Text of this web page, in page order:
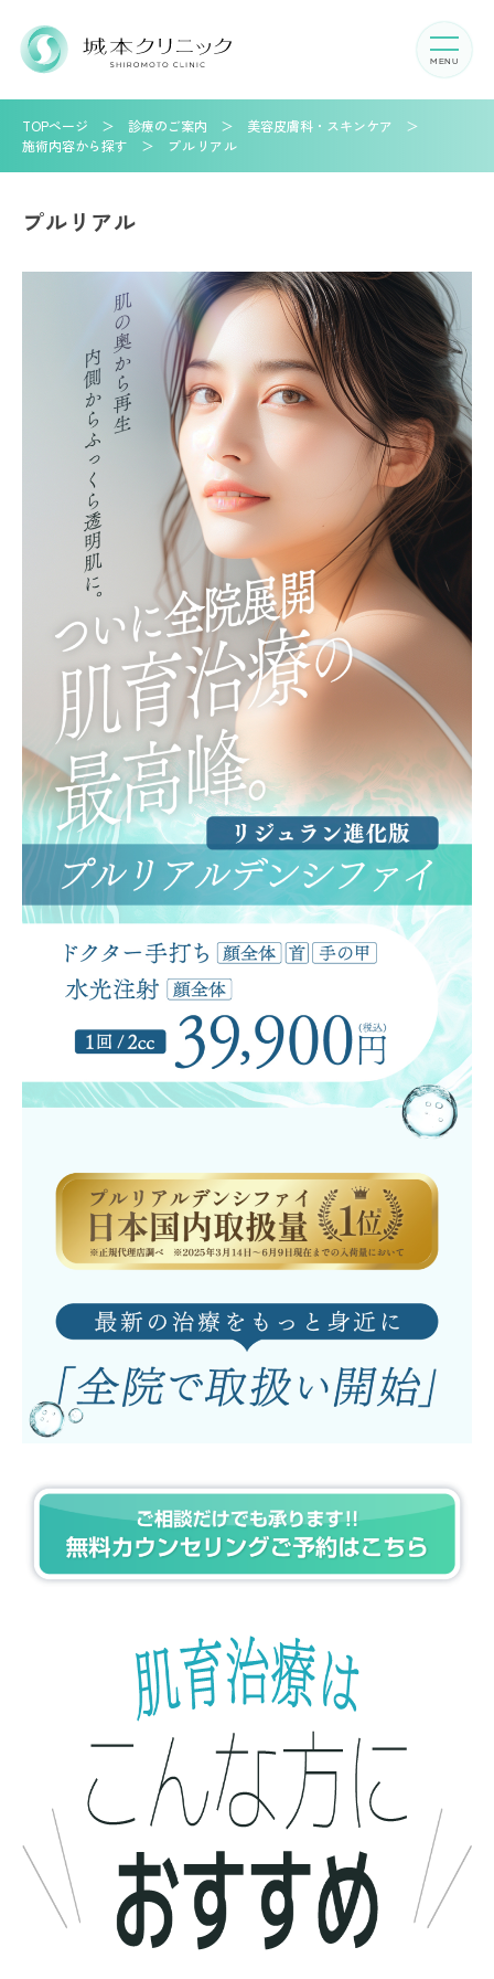
TOPページ 診療のご案内
美容皮膚科・スキンケア
施術内容から探す
プルリアル
プルリアル